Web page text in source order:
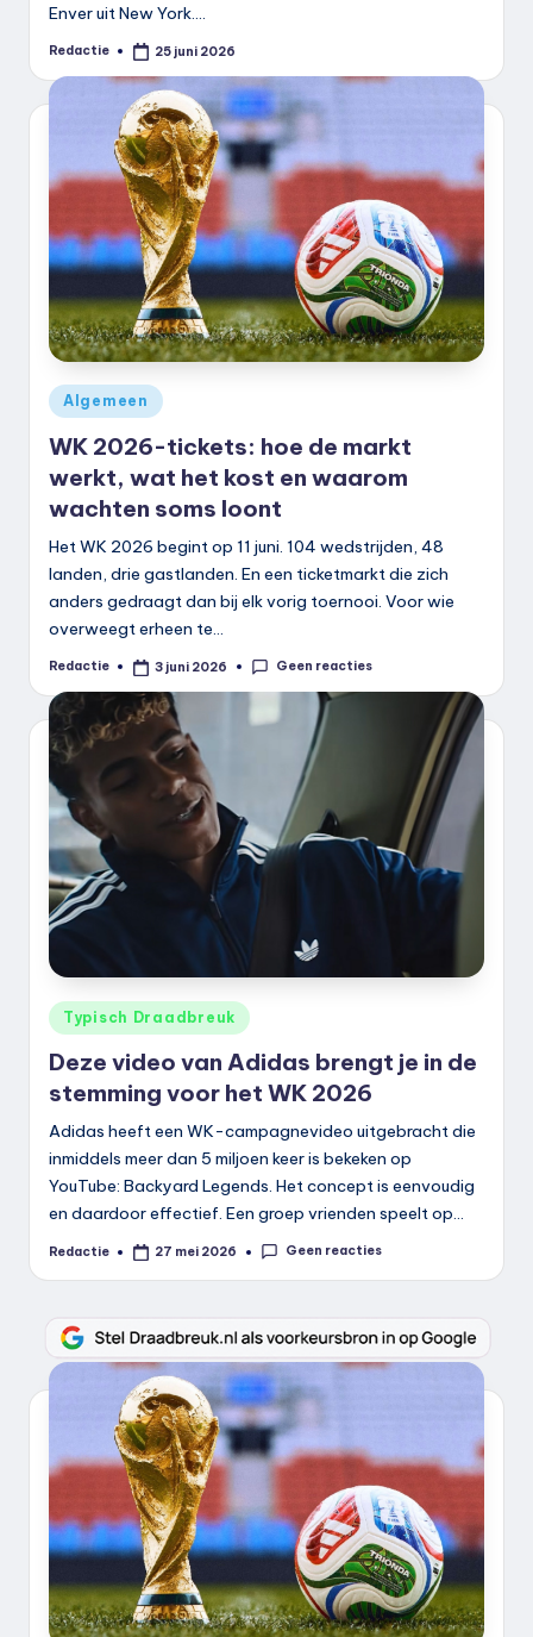
Enver uit New York.…
Geplaatst
Redactie 25 juni 2026
Geplaatst
Algemeen
WK 2026-tickets: hoe de markt
werkt, wat het kost en waarom
wachten soms loont
Het WK 2026 begint op 11 juni. 104 wedstrijden, 48
landen, drie gastlanden. En een ticketmarkt die zich
anders gedraagt dan bij elk vorig toernooi. Voor wie
overweegt erheen te…
Geplaatst
Redactie 3 juni 2026 Geen reacties
Geplaatst
in
Typisch Draadbreuk
Deze video van Adidas brengt je in de
stemming voor het WK 2026
Adidas heeft een WK-campagnevideo uitgebracht die
inmiddels meer dan 5 miljoen keer is bekeken op
YouTube: Backyard Legends. Het concept is eenvoudig
en daardoor effectief. Een groep vrienden speelt op…
Geplaatst
Redactie 27 mei 2026 Geen reacties